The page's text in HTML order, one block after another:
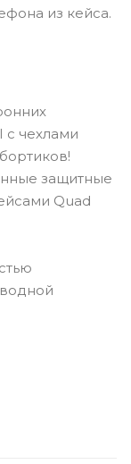
из кейса.
чехлами
защитные
Quad